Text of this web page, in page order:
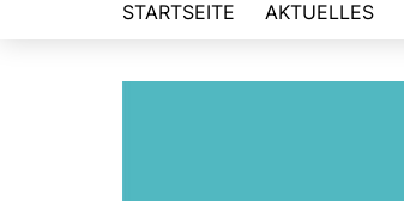
STARTSEITE AKTUELLES